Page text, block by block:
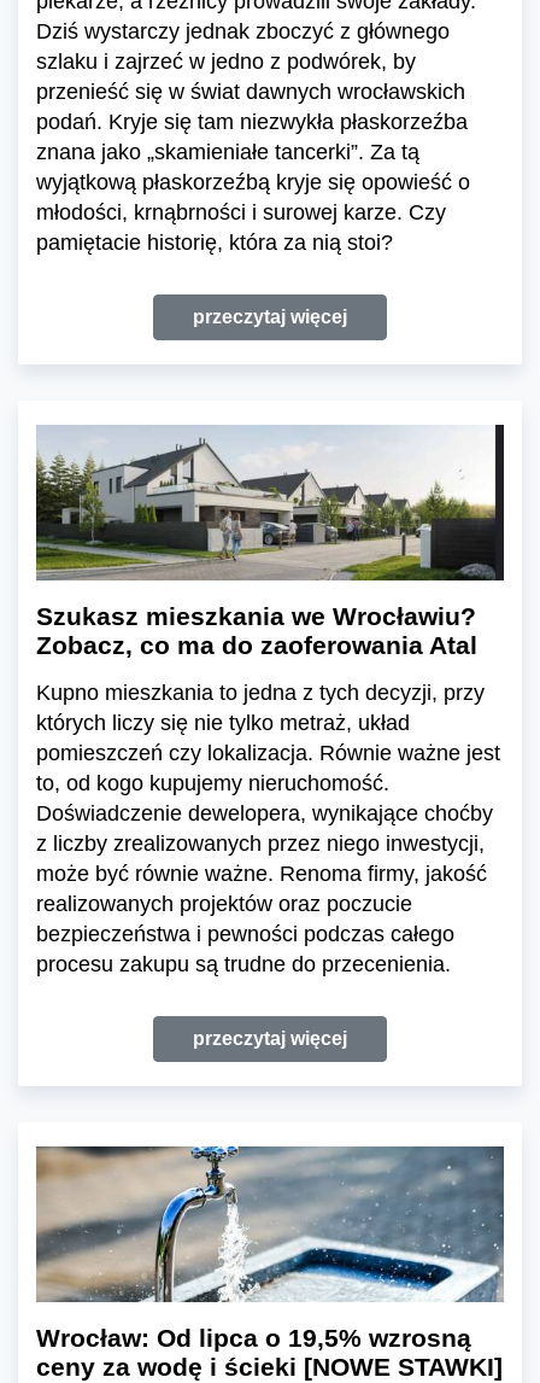
Dziś wystarczy jednak zboczyć z głównego
szlaku i zajrzeć w jedno z podwórek, by
przenieść się w świat dawnych wrocławskich
podań. Kryje się tam niezwykła płaskorzeźba
znana jako „skamieniałe tancerki”. Za tą
wyjątkową płaskorzeźbą kryje się opowieść o
młodości, krnąbrności i surowej karze. Czy
pamiętacie historię, która za nią stoi?
przeczytaj więcej
Szukasz mieszkania we Wrocławiu?
Zobacz, co ma do zaoferowania Atal
Kupno mieszkania to jedna z tych decyzji, przy
których liczy się nie tylko metraż, układ
pomieszczeń czy lokalizacja. Równie ważne jest
to, od kogo kupujemy nieruchomość.
Doświadczenie dewelopera, wynikające choćby
z liczby zrealizowanych przez niego inwestycji,
może być równie ważne. Renoma firmy, jakość
realizowanych projektów oraz poczucie
bezpieczeństwa i pewności podczas całego
procesu zakupu są trudne do przecenienia.
przeczytaj więcej
Wrocław: Od lipca o 19,5% wzrosną
ceny za wodę i ścieki [NOWE STAWKI]